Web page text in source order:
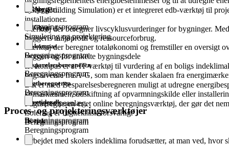
nybyggeri.
Beregningsprogram
BSim (Building Simulation) er et integreret edb-værktøj til
installationer.
Simulering og projektering
LCAbyg
Værktøj der beregner livscyklusvurderinger for bygninger.
byggeris miljøprofil og ressourceforbrug.
Beregningsprogram
LCCbyg
Værktøj der beregner totaløkonomi og fremstiller en oversigt
byggeri og for enkelte bygningsdele
Beregningsprogram
IK-kompas
IK-kompas er et IT-værktøj til vurdering af en boligs
bogstaverne fra A-G, som man kender skalaen fra
Beregningsprogram
Besparelses­beregneren
Det er med Besparelsesberegneren muligt at udregne
klimaskærmen, udskiftning af opvarmningskilde eller
varmepumpeanlæg.
Beregningsprogram
Fugtberegneren
Fugtberegneren er et online beregningsværktøj, der gør det
isolering er fugtteknisk forsvarlig.
Beregningsprogram
Levetider.dk
Beregningsprogram
IK-tjek
Arbejdet med skolers indeklima forudsætter, at man ved, hvor
Proces- og projekteringsværktøjer